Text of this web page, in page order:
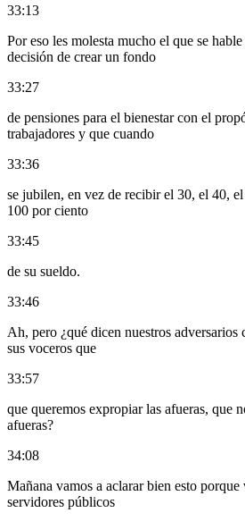
33:13
Por eso les molesta mucho el que se
decisión de crear un fondo
33:27
de pensiones para el bienestar con el
trabajadores y que cuando
33:36
se jubilen, en vez de recibir el 30, el 40,
100 por ciento
33:45
de su sueldo.
33:46
Ah, pero ¿qué dicen nuestros adversarios
sus voceros que
33:57
que queremos expropiar las afueras, que
afueras?
34:08
Mañana vamos a aclarar bien esto
servidores públicos